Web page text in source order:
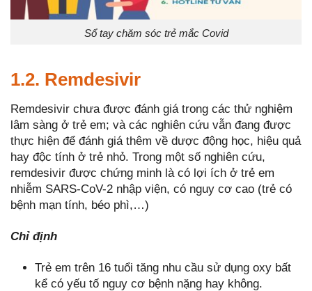
Sổ tay chăm sóc trẻ mắc Covid
1.2. Remdesivir
Remdesivir chưa được đánh giá trong các thử nghiệm
lâm sàng ở trẻ em; và các nghiên cứu vẫn đang được
thực hiện để đánh giá thêm về dược động học, hiệu quả
hay độc tính ở trẻ nhỏ. Trong một số nghiên cứu,
remdesivir được chứng minh là có lợi ích ở trẻ em
nhiễm SARS-CoV-2 nhập viện, có nguy cơ cao (trẻ có
bệnh mạn tính, béo phì,…)
Chỉ định
Trẻ em trên 16 tuổi tăng nhu cầu sử dụng oxy bất
kể có yếu tố nguy cơ bệnh nặng hay không.